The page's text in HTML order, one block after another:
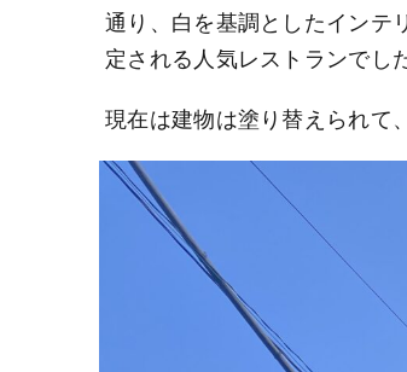
通り、白を基調としたインテ
定される人気レストランでし
現在は建物は塗り替えられて